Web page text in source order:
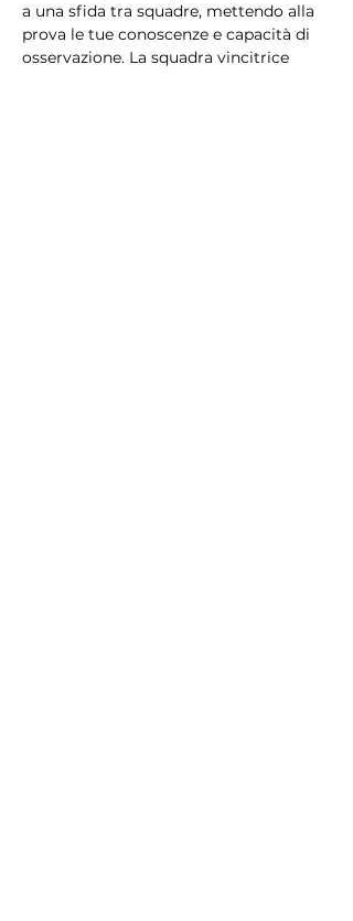
a una sfida tra squadre, mettendo alla
prova le tue conoscenze e capacità di
osservazione. La squadra vincitrice